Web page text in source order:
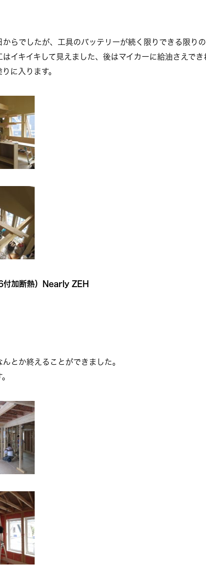
らでしたが、工具のバッテリーが続く限りできる限り
イキイキして見えました、後はマイカーに給油さえでき
に入ります。
付加断熱）Nearly ZEH
とか終えることができました。